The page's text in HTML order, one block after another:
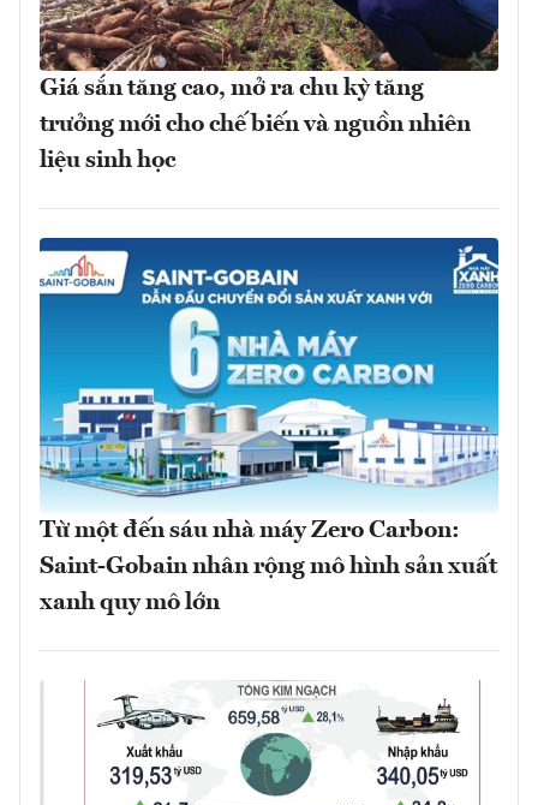
Giá sắn tăng cao, mở ra chu kỳ tăng
trưởng mới cho chế biến và nguồn nhiên
liệu sinh học
Từ một đến sáu nhà máy Zero Carbon:
Saint-Gobain nhân rộng mô hình sản xuất
xanh quy mô lớn